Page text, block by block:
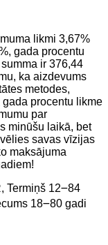
likmi 3,67%
gada procentu
ir 376,44
ka aizdevums
metodes,
procentu likme
par
minūšu laikā, bet
savas vīzijas
maksājuma
Termiņš 12౼84
18౼80 gadi